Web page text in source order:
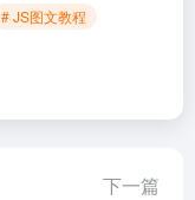
# JS图文教程
下一篇